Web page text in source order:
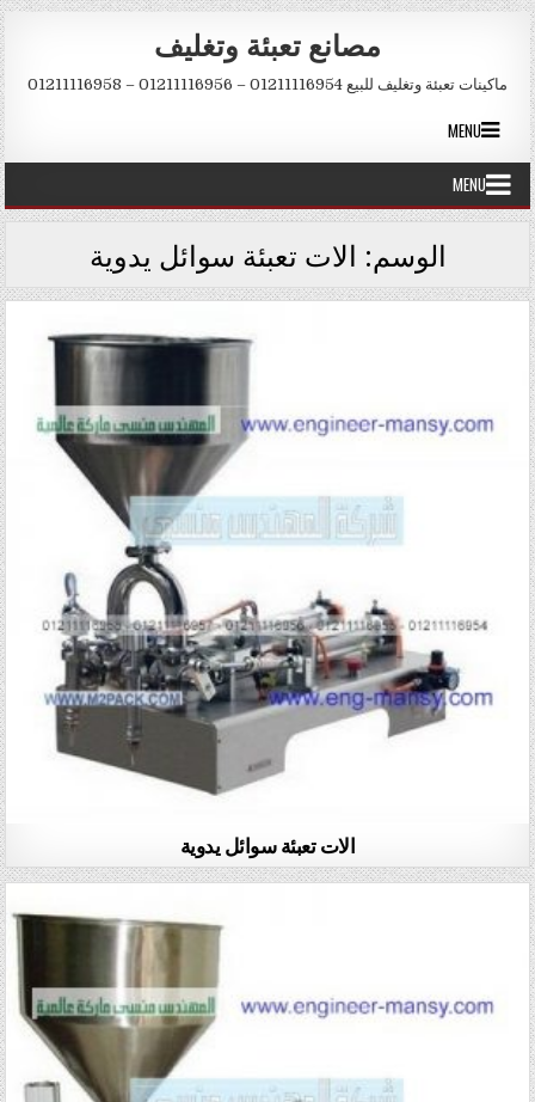
Skip to content
مصانع تعبئة وتغليف
ماكينات تعبئة وتغليف للبيع 01211116954 – 01211116956 – 01211116958
MENU
MENU
الوسم: الات تعبئة سوائل يدوية
الات تعبئة سوائل يدوية